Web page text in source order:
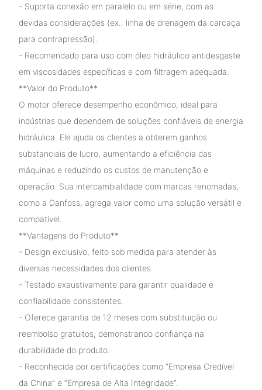
- Suporta conexão em paralelo ou em série, com as
devidas considerações (ex.: linha de drenagem da carcaça
para contrapressão).
- Recomendado para uso com óleo hidráulico antidesgaste
em viscosidades específicas e com filtragem adequada.
**Valor do Produto**
O motor oferece desempenho econômico, ideal para
indústrias que dependem de soluções confiáveis ​​de energia
hidráulica. Ele ajuda os clientes a obterem ganhos
substanciais de lucro, aumentando a eficiência das
máquinas e reduzindo os custos de manutenção e
operação. Sua intercambialidade com marcas renomadas,
como a Danfoss, agrega valor como uma solução versátil e
compatível.
**Vantagens do Produto**
- Design exclusivo, feito sob medida para atender às
diversas necessidades dos clientes.
- Testado exaustivamente para garantir qualidade e
confiabilidade consistentes.
- Oferece garantia de 12 meses com substituição ou
reembolso gratuitos, demonstrando confiança na
durabilidade do produto.
- Reconhecida por certificações como “Empresa Credível
da China” e “Empresa de Alta Integridade”.